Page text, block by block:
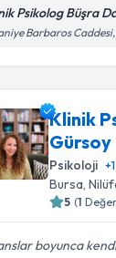
Psikolog Büşra
Barbaros
Klinik
Gürsoy
Psikoloji +1
Bursa,
5 (1
boyunca